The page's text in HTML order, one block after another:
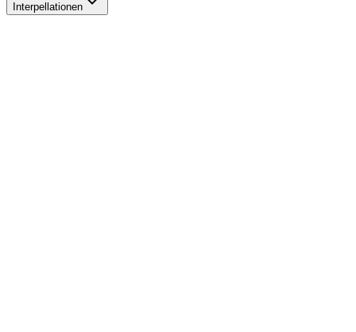
Interpellationen